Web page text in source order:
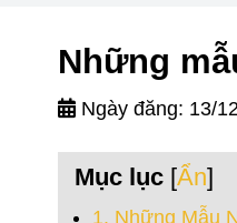
Những
Ngày đăng: 13/
Mục lục [Ẩn]
1. Những Mẫu